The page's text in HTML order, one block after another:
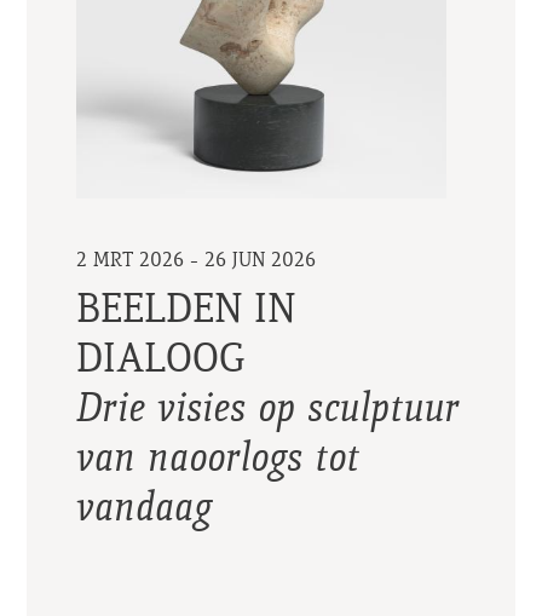
2 MRT 2026 - 26 JUN 2026
BEELDEN IN
DIALOOG
Drie visies op sculptuur
van naoorlogs tot
vandaag